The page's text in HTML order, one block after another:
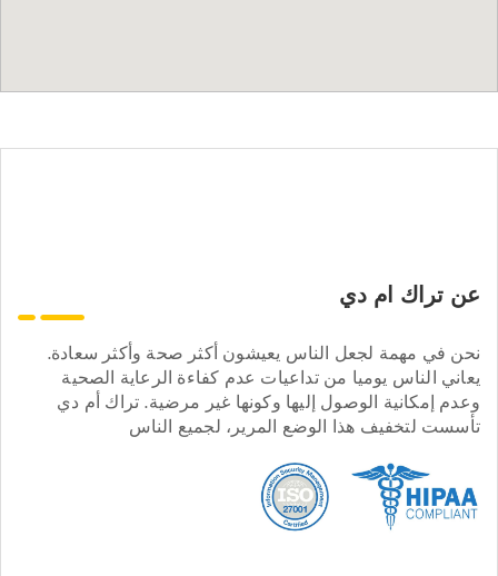
عن تراك ام دي
نحن في مهمة لجعل الناس يعيشون أكثر صحة وأكثر سعادة.
يعاني الناس يوميا من تداعيات عدم كفاءة الرعاية الصحية
وعدم إمكانية الوصول إليها وكونها غير مرضية. تراك أم دي
تأسست لتخفيف هذا الوضع المرير، لجميع الناس